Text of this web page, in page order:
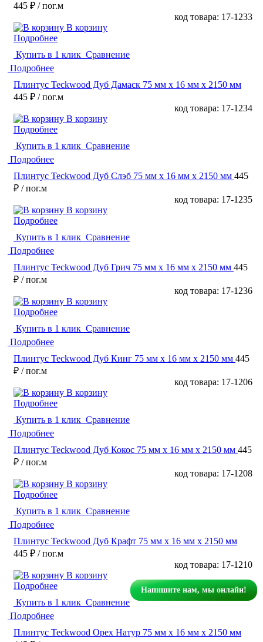
445 ₽ / пог.м
код товара: 17-1233
В корзину
Подробнее
Купить в 1 клик Сравнение
Подробнее
Плинтус Teckwood Дуб Дамаск 75 мм х 16 мм х 2150 мм
445 ₽ / пог.м
код товара: 17-1234
В корзину
Подробнее
Купить в 1 клик Сравнение
Подробнее
Плинтус Teckwood Дуб Слэб 75 мм х 16 мм х 2150 мм 445
₽ / пог.м
код товара: 17-1235
В корзину
Подробнее
Купить в 1 клик Сравнение
Подробнее
Плинтус Teckwood Дуб Грич 75 мм х 16 мм х 2150 мм 445
₽ / пог.м
код товара: 17-1236
В корзину
Подробнее
Купить в 1 клик Сравнение
Подробнее
Плинтус Teckwood Дуб Кинг 75 мм х 16 мм х 2150 мм 445
₽ / пог.м
код товара: 17-1206
В корзину
Подробнее
Купить в 1 клик Сравнение
Подробнее
Плинтус Teckwood Дуб Кокос 75 мм х 16 мм х 2150 мм 445
₽ / пог.м
код товара: 17-1208
В корзину
Подробнее
Купить в 1 клик Сравнение
Подробнее
Плинтус Teckwood Дуб Крафт 75 мм х 16 мм х 2150 мм
445 ₽ / пог.м
код товара: 17-1210
В корзину
Подробнее
Купить в 1 клик Сравнение
Подробнее
Плинтус Teckwood Орех Натур 75 мм х 16 мм х 2150 мм
Напишите нам, мы онлайн!